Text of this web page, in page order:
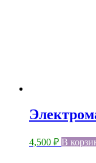
4,500 ₽ В